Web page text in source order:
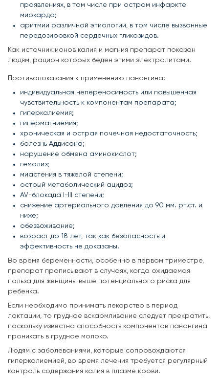
проявлениях, в том числе при остром инфаркте
миокарда;
аритмии различной этиологии, в том числе вызванные
передозировкой сердечных гликозидов.
Как источник ионов калия и магния препарат показан
людям, рацион которых беден этими электролитами.
Противопоказания к применению панангина:
индивидуальная непереносимость или повышенная
чувствительность к компонентам препарата;
гиперкалиемия;
гипермагниемия;
хроническая и острая почечная недостаточность;
болезнь Аддисона;
нарушение обмена аминокислот;
гемолиз;
миастения в тяжелой степени;
острый метаболический ацидоз;
AV-блокада I-III степени;
снижение артериального давления до 90 мм. рт.ст. и
ниже;
обезвоживание;
возраст до 18 лет, так как безопасность и
эффективность не доказаны.
Во время беременности, особенно в первом триместре,
препарат прописывают в случаях, когда ожидаемая
польза для женщины выше потенциального риска для
ребенка.
Если необходимо принимать лекарство в период
лактации, то грудное вскармливание следует прекратить,
поскольку известна способность компонентов панангина
проникать в грудное молоко.
Людям с заболеваниями, которые сопровождаются
гиперкалиемией, во время лечения требуется регулярный
контроль содержания калия в плазме крови.